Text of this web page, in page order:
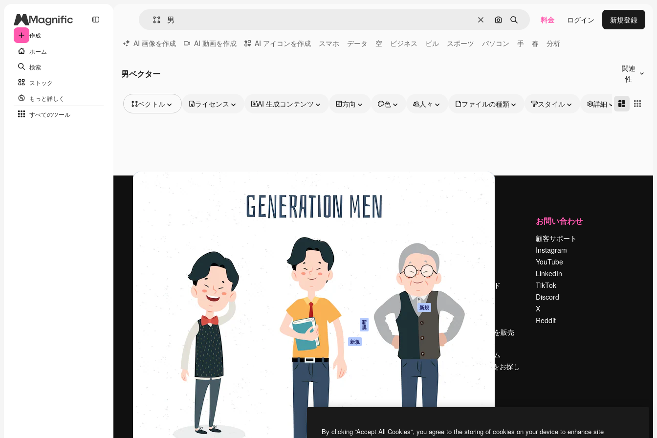
作成
ホーム
検索
ストック
もっと詳しく
すべてのツール
消去 画像で検索
検索 料金 ログイン 新規登録
AI 画像を作成 AI 動画を作成 AI アイコンを作成 スマホ データ 空 ビジネス ビル スポーツ パソコン 手 春 分析
男ベクター
関連
性
ベクトル
動画
映像素材
モーショングラフィックス
動画テンプレート
ライセンス AI 生成コンテンツ 方向 色 人々 ファイルの種類 スタイル 詳細
最高のクリエイティブ制作を導くためのプラ
ットフォーム。クリエイター、企業、代理
店、スタジオを含む100万人以上が利用して
います。
日本語
製品
Spaces
AI アシスタント
AI 画像生成ツール
AI 動画生成ツール
AI 音声合成ツール
ストックコンテン
ツ
Claude/ChatGPT
向けMCP
新
規
エージェント 新規
API
モバイルアプリ
すべてのMagnificツ
ール
ドキュメント
サポート
利用規約
プライバシーポリ
シー
オリジナル 新規
クッキーポリシー
トラストセンター
アフィリエイト
法人向け
料金
Reviews
検索トレンド
ブログ
イベント
Slidesgo
コンテンツを販売
プレスルーム
magnific.aiをお探し
ですか？
お問い合わせ
顧客サポート
Instagram
YouTube
LinkedIn
TikTok
Discord
X
Reddit
Copyright © 2010-
By clicking “Accept All Cookies”, you agree to the storing of cookies on your device to enhance site